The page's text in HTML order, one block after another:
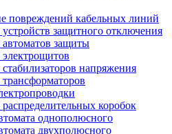
повреждений кабельных линий
устройств защитного отключения
автоматов защиты
электрощитов
стабилизаторов напряжения
трансформаторов
распределительных коробок
однополюсного
двухполюсного